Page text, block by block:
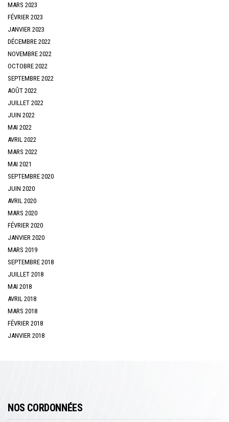
MARS 2023
FÉVRIER 2023
JANVIER 2023
DÉCEMBRE 2022
NOVEMBRE 2022
OCTOBRE 2022
SEPTEMBRE 2022
AOÛT 2022
JUILLET 2022
JUIN 2022
MAI 2022
AVRIL 2022
MARS 2022
MAI 2021
SEPTEMBRE 2020
JUIN 2020
AVRIL 2020
MARS 2020
FÉVRIER 2020
JANVIER 2020
MARS 2019
SEPTEMBRE 2018
JUILLET 2018
MAI 2018
AVRIL 2018
MARS 2018
FÉVRIER 2018
JANVIER 2018
NOS CORDONNÉES